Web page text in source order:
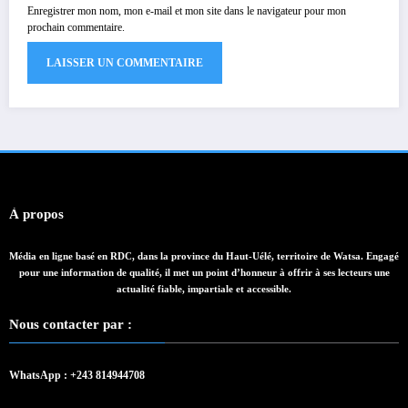
Enregistrer mon nom, mon e-mail et mon site dans le navigateur pour mon
prochain commentaire.
À propos
Média en ligne basé en RDC, dans la province du Haut-Uélé, territoire de Watsa. Engagé
pour une information de qualité, il met un point d’honneur à offrir à ses lecteurs une
actualité fiable, impartiale et accessible.
Nous contacter par :
WhatsApp : +243 814944708